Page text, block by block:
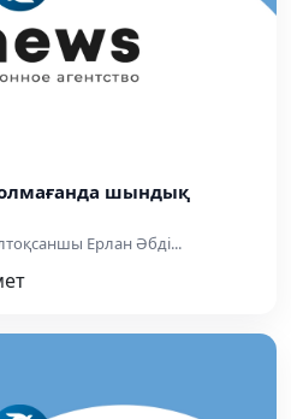
шындық
Ерлан Әбді...